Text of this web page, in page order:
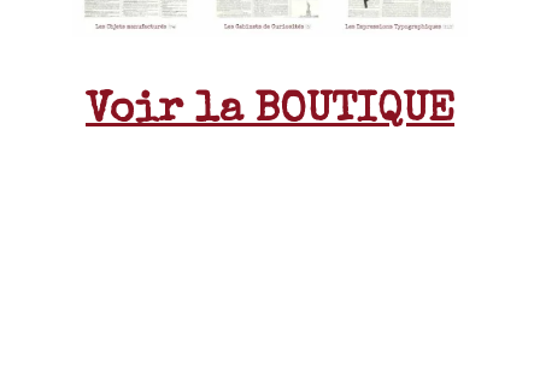
Voir la BOUTIQUE